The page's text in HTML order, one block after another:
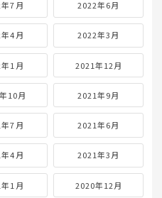
7月 2023年6月
4月 2023年3月
1月 2022年12月
10月 2022年9月
7月 2022年6月
4月 2022年3月